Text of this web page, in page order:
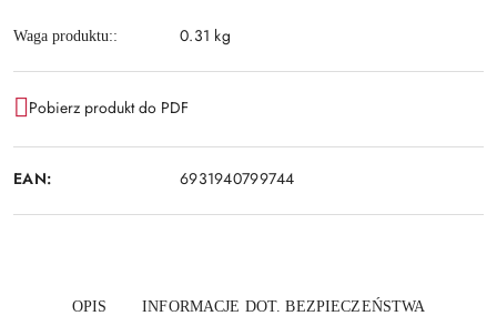
Waga produktu:: 0.31 kg
Pobierz produkt do PDF
EAN: 6931940799744
OPIS INFORMACJE DOT. BEZPIECZEŃSTWA